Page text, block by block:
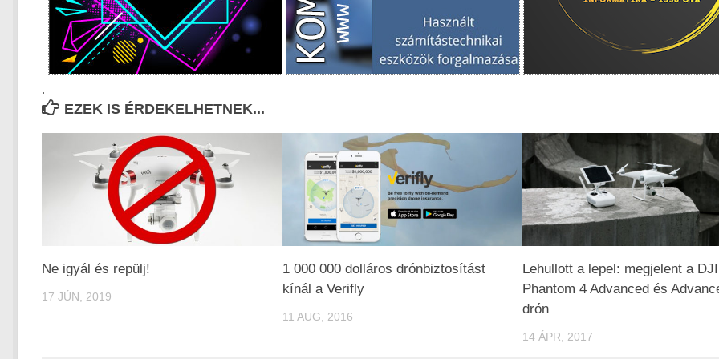
.
EZEK IS ÉRDEKELHETNEK...
Ne igyál és repülj!
17 JÚN, 2019
1 000 000 dolláros drónbiztosítást
kínál a Verifly
11 AUG, 2016
Lehullott a lepel: megjelent a DJI
Phantom 4 Advanced és
drón
14 ÁPR, 2017